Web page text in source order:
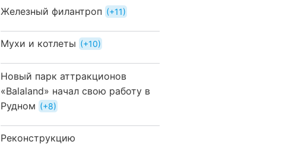
Железный филантроп +11
Мухи и котлеты +10
Новый парк аттракционов
«Balaland» начал свою работу в
Рудном
+8
Реконструкцию